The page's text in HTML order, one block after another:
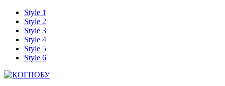
Style 1
Style 2
Style 3
Style 4
Style 5
Style 6